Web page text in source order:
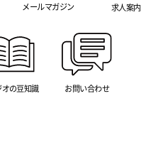
メールマガジン 求人案内
の豆知識 お問い合わせ